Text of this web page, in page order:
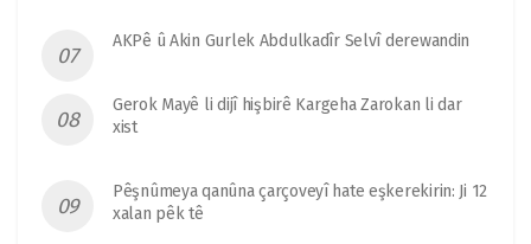
AKPê û Akin Gurlek Abdulkadîr Selvî derewandin
Gerok Mayê li dijî hişbirê Kargeha Zarokan li dar
xist
Pêşnûmeya qanûna çarçoveyî hate eşkerekirin: Ji 12
xalan pêk tê